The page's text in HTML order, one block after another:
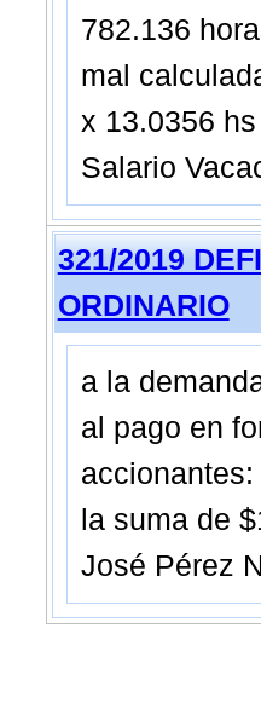
782.136
mal
x 13.0356
Salario
321/2019
ORDINARIO
a la
al pago en
la suma de
José Pérez